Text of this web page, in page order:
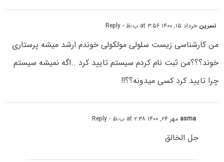
نسرین خرداد ۱۵, ۱۴۰۰ at ۳:۵۶ ب٫ظ - Reply
من کارشناسی زیست سلولی مولکولی خوندم ارشد میشه پرستاری
خوند؟؟؟من ثبت نام کردم سیستم تایید کرد ..اگه نمیشه سیستم
چرا تایید کرد کسی میدونه؟؟!!
asma مهر ۲۴, ۱۴۰۰ at ۲:۳۸ ب٫ظ - Reply
جل الخالق